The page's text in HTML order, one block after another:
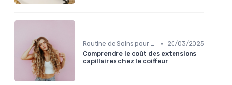
Routine de Soins pour Cheveux Bouclés •
20/03/2025
Comprendre le coût des extensions
capillaires chez le coiffeur